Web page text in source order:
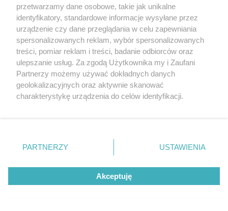
Bójka w Kościerzynie. Sześciu
mężczyzn usłyszało zarzuty
przetwarzamy dane osobowe, takie jak unikalne
identyfikatory, standardowe informacje wysyłane przez
urządzenie czy dane przeglądania w celu zapewniania
spersonalizowanych reklam, wybór spersonalizowanych
treści, pomiar reklam i treści, badanie odbiorców oraz
ulepszanie usług. Za zgodą Użytkownika my i Zaufani
Partnerzy możemy używać dokładnych danych
geolokalizacyjnych oraz aktywnie skanować
charakterystykę urządzenia do celów identyfikacji.
zmienić/wycofać klikając przycisk ustawień prywatności
znajdujący się w lewym dolnym rogu strony
rodzaje przetwarzania danych nie wymagają zgody
użytkownika, ale masz prawo sprzeciwić się takiemu
przetwarzaniu. Preferencje będą miały zastosowanie tylko
PARTNERZY USTAWIENIA
Akceptuję